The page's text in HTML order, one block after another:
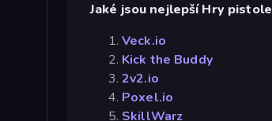
Jaké jsou nejlepší Hry
Veck.io
Kick the Buddy
2v2.io
Poxel.io
SkillWarz